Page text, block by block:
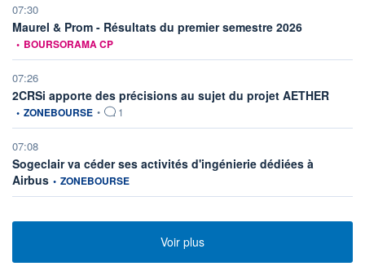
07:30
Maurel & Prom - Résultats du premier semestre 2026
• BOURSORAMA CP
07:26
2CRSi apporte des précisions au sujet du projet AETHER
• ZONEBOURSE • 1
07:08
Sogeclair va céder ses activités d'ingénierie dédiées à
Airbus information fournie par
• ZONEBOURSE
Voir plus